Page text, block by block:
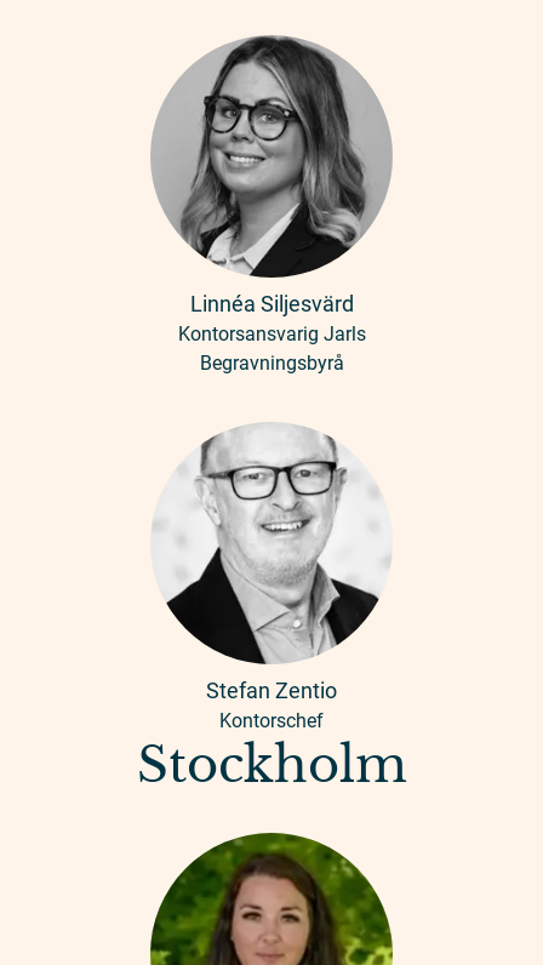
Linnéa Siljesvärd
Kontorsansvarig Jarls
Begravningsbyrå
Stefan Zentio
Kontorschef
Stockholm